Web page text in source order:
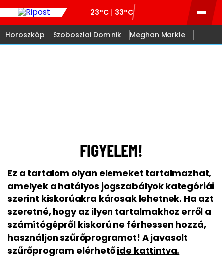
23°C 33°C
Horoszkóp Szoboszlai Dominik Meghan Markle
FIGYELEM!
Ez a tartalom olyan elemeket tartalmazhat,
amelyek a hatályos jogszabályok kategóriái
szerint kiskorúakra károsak lehetnek. Ha azt
szeretné, hogy az ilyen tartalmakhoz erről a
számítógépről kiskorú ne férhessen hozzá,
használjon szűrőprogramot! A javasolt
szűrőprogram elérhetőide kattintva.